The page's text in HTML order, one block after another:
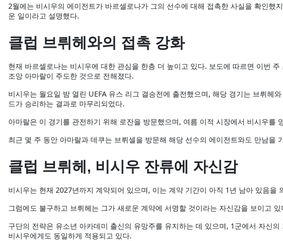
2월에는 비시우의 에이전트가 바르셀로나가 그의 선수에 대해 접촉한 사실을 확인했
운 일이라고 설명했다.
클럽 브뤼헤와의 접촉 강화
현재 바르셀로나는 비시우에 대한 관심을 한층 더 높이고 있다. 보도에 따르면 이번
조앙 아마랄이 주도한 것으로 전해졌다.
비시우는 월요일 밤 열린 UEFA 유스 리그 결승전에 출전했으며, 해당 경기는 브뤼헤
드가 승리하는 결과로 마무리되었다.
아마랄은 이 경기를 관전하기 위해 로잔을 방문했으며, 여름 이적 시장에서 비시우를
최근 몇 주 동안 아마랄과 데쿠는 브뤼셀을 방문해 해당 선수의 에이전트와도 만남을
클럽 브뤼헤, 비시우 잔류에 자신감
비시우는 현재 2027년까지 계약되어 있으며, 이는 계약 기간이 아직 1년 남아 있음을
그럼에도 불구하고 브뤼헤는 그가 새로운 계약에 서명할 것이라는 자신감을 보이고 있
구단의 전략은 유소년 아카데미 출신의 유망주를 유지하는 데 있으며, 1군에서 자신
비시우에게도 동일하게 적용되고 있다.